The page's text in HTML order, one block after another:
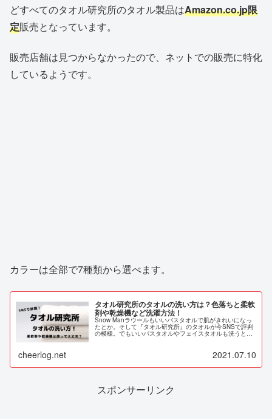
どすべてのタオル研究所のタオル製品はAmazon.co.jp限
定販売となっています。
販売店舗は見つからなかったので、ネットでの販売に特化
しているようです。
カラーは全部で7種類から選べます。
タオル研究所のタオルの洗い方は？色落ちと柔軟
剤や乾燥機など洗濯方法！
Snow Manラウールもいいバスタオルで肌がきれいになっ
たとか。そして『タオル研究所』のタオルが今SNSで評判
の模様。でもいいバスタオルやフェイスタオルも洗うとす
ぐに硬くなったりするような…。そこで洗い方や柔軟剤や
cheerlog.net 2021.07.10
スポンサーリンク